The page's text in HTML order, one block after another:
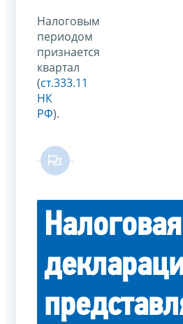
Налоговым
периодом
признается
квартал
(ст.333.11
НК
РФ).
Налоговая